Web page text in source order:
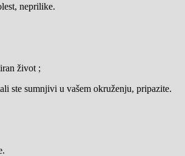
neprilike.
život ;
ste sumnjivi u vašem okruženju, pripazite.